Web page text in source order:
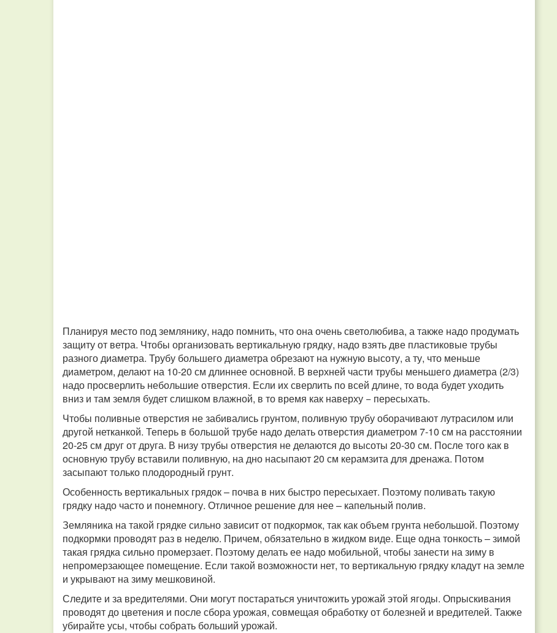
Планируя место под землянику, надо помнить, что она очень светолюбива, а также надо продумать
защиту от ветра. Чтобы организовать вертикальную грядку, надо взять две пластиковые трубы
разного диаметра. Трубу большего диаметра обрезают на нужную высоту, а ту, что меньше
диаметром, делают на 10-20 см длиннее основной. В верхней части трубы меньшего диаметра (2/3)
надо просверлить небольшие отверстия. Если их сверлить по всей длине, то вода будет уходить
вниз и там земля будет слишком влажной, в то время как наверху − пересыхать.
Чтобы поливные отверстия не забивались грунтом, поливную трубу оборачивают лутрасилом или
другой нетканкой. Теперь в большой трубе надо делать отверстия диаметром 7-10 см на расстоянии
20-25 см друг от друга. В низу трубы отверстия не делаются до высоты 20-30 см. После того как в
основную трубу вставили поливную, на дно насыпают 20 см керамзита для дренажа. Потом
засыпают только плодородный грунт.
Особенность вертикальных грядок – почва в них быстро пересыхает. Поэтому поливать такую
грядку надо часто и понемногу. Отличное решение для нее – капельный полив.
Земляника на такой грядке сильно зависит от подкормок, так как объем грунта небольшой. Поэтому
подкормки проводят раз в неделю. Причем, обязательно в жидком виде. Еще одна тонкость – зимой
такая грядка сильно промерзает. Поэтому делать ее надо мобильной, чтобы занести на зиму в
непромерзающее помещение. Если такой возможности нет, то вертикальную грядку кладут на земле
и укрывают на зиму мешковиной.
Следите и за вредителями. Они могут постараться уничтожить урожай этой ягоды. Опрыскивания
проводят до цветения и после сбора урожая, совмещая обработку от болезней и вредителей. Также
убирайте усы, чтобы собрать больший урожай.